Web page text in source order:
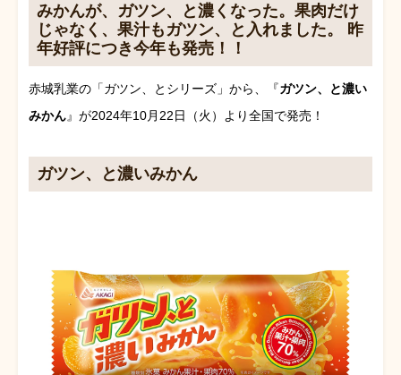
みかんが、ガツン、と濃くなった。果肉だけ
じゃなく、果汁もガツン、と入れました。 昨
年好評につき今年も発売！！
赤城乳業の「ガツン、とシリーズ」から、『ガツン、と濃い
みかん』が2024年10月22日（火）より全国で発売！
ガツン、と濃いみかん